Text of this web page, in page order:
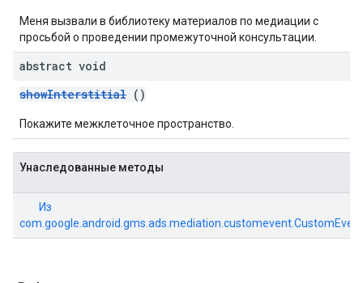
Меня вызвали в библиотеку материалов по медиации с
просьбой о проведении промежуточной консультации.
abstract void
showInterstitial ()
Покажите межклеточное пространство.
Унаследованные методы
Из
com.google.android.gms.ads.mediation.customevent.CustomEvent